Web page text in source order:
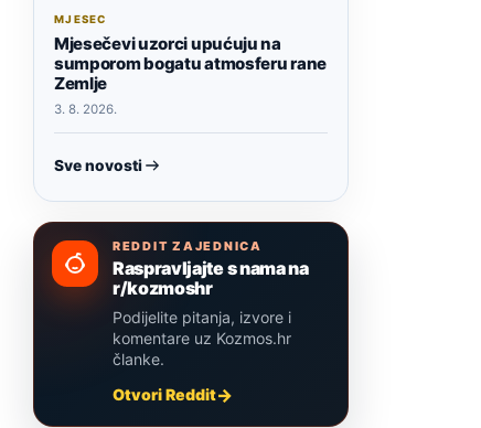
MJESEC
Mjesečevi uzorci upućuju na
sumporom bogatu atmosferu rane
Zemlje
3. 8. 2026.
Sve novosti
REDDIT ZAJEDNICA
Raspravljajte s nama na
r/kozmoshr
Podijelite pitanja, izvore i
komentare uz Kozmos.hr
članke.
Otvori Reddit